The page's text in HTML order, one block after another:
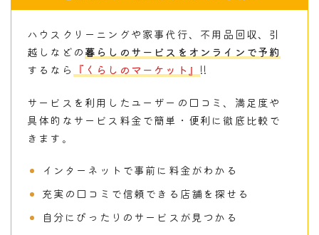
ハウスクリーニングや家事代行、不用品回収、引
越しなどの暮らしのサービスをオンラインで予約
するなら
『くらしのマーケット』 !!
サービスを利用したユーザーの口コミ、満足度や
具体的なサービス料金で簡単・便利に徹底比較で
きます。
インターネットで事前に料金がわかる
充実の口コミで信頼できる店舗を探せる
自分にぴったりのサービスが見つかる